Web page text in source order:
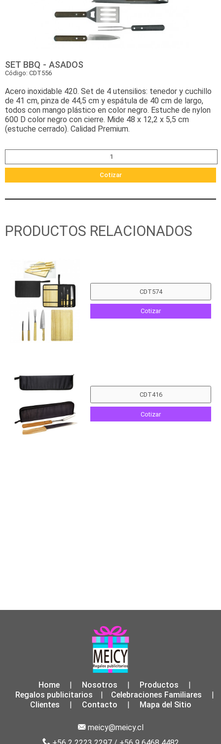
SET BBQ - ASADOS
Código: CDT556
Acero inoxidable 420. Set de 4 utensilios: tenedor y cuchillo
de 41 cm, pinza de 44,5 cm y espátula de 40 cm de largo,
todos con mango plástico en color negro. Estuche de nylon
600 D color negro con cierre. Mide 48 x 12,2 x 5,5 cm
(estuche cerrado). Calidad Premium.
Cotizar
PRODUCTOS RELACIONADOS
Cotizar
Cotizar
Home Nosotros Productos
Regalos publicitarios
Celebraciones Familiares
Clientes
Contacto Mapa del Sitio
meicy@meicy.cl